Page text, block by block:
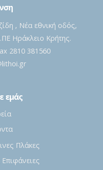
, Νέα εθνική οδός,
Ηράκλειο Κρήτης.
2810 381560
εμάς
Πλάκες